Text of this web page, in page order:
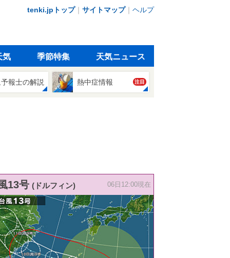
tenki.jpトップ｜ サイトマップ｜ ヘルプ
気 季節特集 天気ニュース
報士の解説 熱中症情報 注目
13号 (ドルフィン) 06日12:00現在